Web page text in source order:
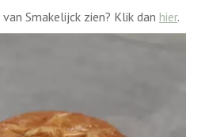
Smakelijck zien? Klik dan hier.